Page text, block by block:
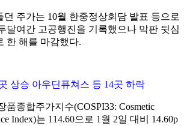
던 주가는 10월 한중정상회담 발표 등으로
달여간 고공행진을 기록했으나 막판 뒷심
한 해를 마감했다.
상승 아우딘퓨쳐스 등 14곳 하락
품종합주가지수(COSPI33: Cosmetic
Index)는 114.60으로 1월 2일 대비 14.60p